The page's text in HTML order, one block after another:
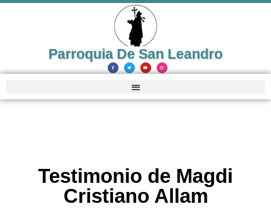
Parroquia De San Leandro
Testimonio de Magdi
Cristiano Allam